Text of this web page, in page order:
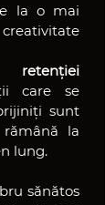
la o mai
care se
sunt
la
lung.
sănătos